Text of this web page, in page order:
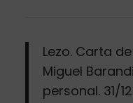
Lezo. Carta
Miguel
personal. 31/